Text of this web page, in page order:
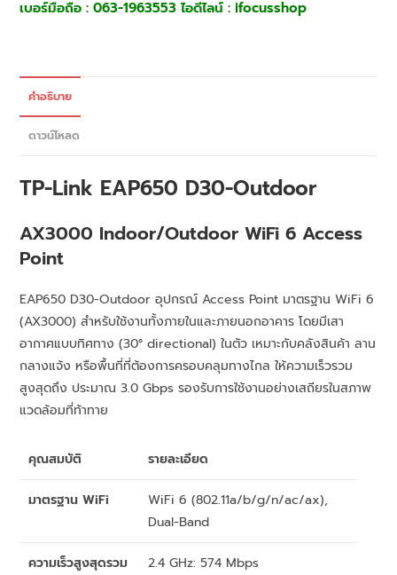
เบอร์มือถือ : 063-1963553 ไอดีไลน์ : ifocusshop
คำอธิบาย
ดาวน์โหลด
TP-Link EAP650 D30-Outdoor
AX3000 Indoor/Outdoor WiFi 6 Access
Point
EAP650 D30-Outdoor อุปกรณ์ Access Point มาตรฐาน WiFi 6
(AX3000) สำหรับใช้งานทั้งภายในและภายนอกอาคาร โดยมีเสา
อากาศแบบทิศทาง (30° directional) ในตัว เหมาะกับคลังสินค้า ลาน
กลางแจ้ง หรือพื้นที่ที่ต้องการครอบคลุมทางไกล ให้ความเร็วรวม
สูงสุดถึง ประมาณ 3.0 Gbps รองรับการใช้งานอย่างเสถียรในสภาพ
แวดล้อมที่ท้าทาย
คุณสมบัติ รายละเอียด
มาตรฐาน WiFi
WiFi 6 (802.11a/b/g/n/ac/ax),
Dual-Band
ความเร็วสูงสุดรวม
2.4 GHz: 574 Mbps